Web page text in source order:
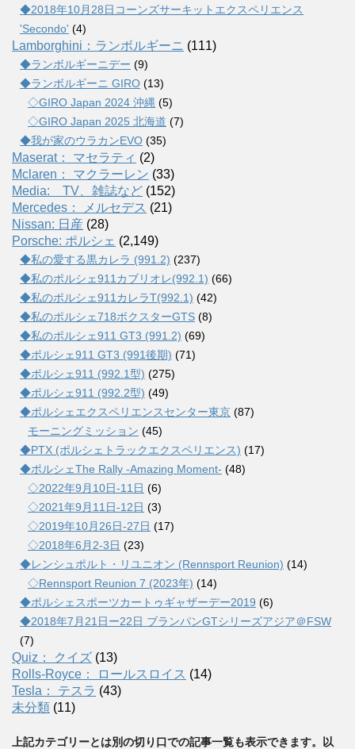
◆2018年10月28日コーンズサーキットエクスペリエンス
'Secondo' (4)
Lamborghini：ランボルギーニ (111)
◆ランボルギーニデー (9)
◆ランボルギーニ GIRO (13)
◇GIRO Japan 2024 沖縄 (5)
◇GIRO Japan 2025 北海道 (7)
◆我が家のウラカンEVO (35)
Maserat： マセラティ (2)
Mclaren： マクラーレン (33)
Media: TV、雑誌など (152)
Mercedes： メルセデス (21)
Nissan: 日産 (28)
Porsche: ポルシェ (2,149)
◆私の愛する黒カレラ (991.2) (237)
◆私のポルシェ911カブリオレ(992.1) (66)
◆私のポルシェ911カレラT(992.1) (42)
◆私のポルシェ718ボクスターGTS (8)
◆私のポルシェ911 GT3 (991.2) (69)
◆ポルシェ911 GT3 (991後期) (71)
◆ポルシェ911 (992.1型) (275)
◆ポルシェ911 (992.2型) (49)
◆ポルシェエクスペリエンスセンター東京 (87)
モーニングミッション (45)
◆PTX (ポルシェトラックエクスペリエンス) (17)
◆ポルシェThe Rally -Amazing Moment- (48)
◇2022年9月10日-11日 (6)
◇2021年9月11日-12日 (3)
◇2019年10月26日-27日 (17)
◇2018年6月2-3日 (23)
◆レンシュポルト・リユニオン (Rennsport Reunion) (14)
◇Rennsport Reunion 7 (2023年) (14)
◆ポルシェスポーツカートゥギャザーデー2019 (6)
◆2018年7月21日ー22日 ブランパンGTシリーズアジア＠FSW
(7)
Quiz： クイズ (13)
Rolls-Royce： ロールスロイス (14)
Tesla： テスラ (43)
未分類 (11)
上記カテゴリーとは別の切り口での記事一覧も表示できます。以